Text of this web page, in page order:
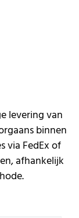
levering van
binnen
via FedEx of
afhankelijk